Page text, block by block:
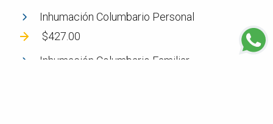
Inhumación Columbario Personal
$427.00
Inhumación Columbario Familiar